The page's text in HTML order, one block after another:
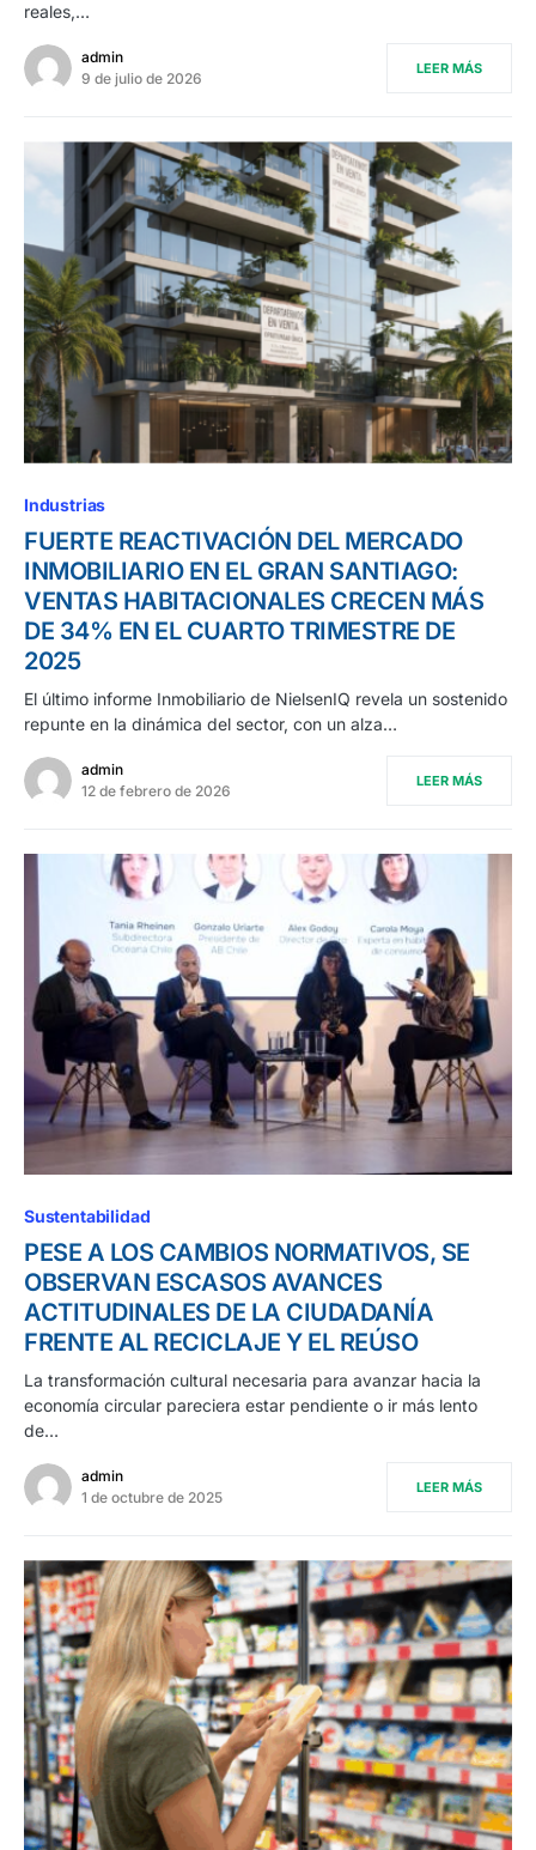
reales,…
admin
9 de julio de 2026
LEER MÁS
Industrias
FUERTE REACTIVACIÓN DEL MERCADO
INMOBILIARIO EN EL GRAN SANTIAGO:
VENTAS HABITACIONALES CRECEN MÁS
DE 34% EN EL CUARTO TRIMESTRE DE
2025
El último informe Inmobiliario de NielsenIQ revela un sostenido
repunte en la dinámica del sector, con un alza…
admin
12 de febrero de 2026
LEER MÁS
Sustentabilidad
PESE A LOS CAMBIOS NORMATIVOS, SE
OBSERVAN ESCASOS AVANCES
ACTITUDINALES DE LA CIUDADANÍA
FRENTE AL RECICLAJE Y EL REÚSO
La transformación cultural necesaria para avanzar hacia la
economía circular pareciera estar pendiente o ir más lento
de…
admin
1 de octubre de 2025
LEER MÁS